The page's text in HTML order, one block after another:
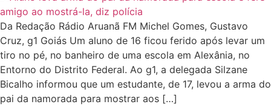
Da Redação Rádio Aruanã FM Michel Gomes, Gustavo
Cruz, g1 Goiás Um aluno de 16 ficou ferido após levar um
tiro no pé, no banheiro de uma escola em Alexânia, no
Entorno do Distrito Federal. Ao g1, a delegada Silzane
Bicalho informou que um estudante, de 17, levou a arma do
pai da namorada para mostrar aos […]